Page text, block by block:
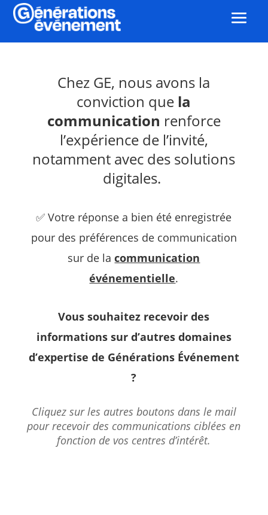
Chez GE, nous avons la
conviction que la
communication renforce
l’expérience de l’invité,
notamment avec des solutions
digitales.
✅ Votre réponse a bien été enregistrée
pour des préférences de communication
sur de lacommunication
événementielle.
Vous souhaitez recevoir des
informations sur d’autres domaines
d’expertise de Générations Événement
?
Cliquez sur les autres boutons dans le mail
pour recevoir des communications ciblées en
fonction de vos centres d’intérêt.